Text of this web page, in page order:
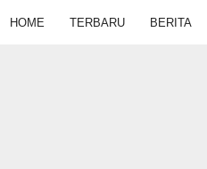
HOME TERBARU BERITA